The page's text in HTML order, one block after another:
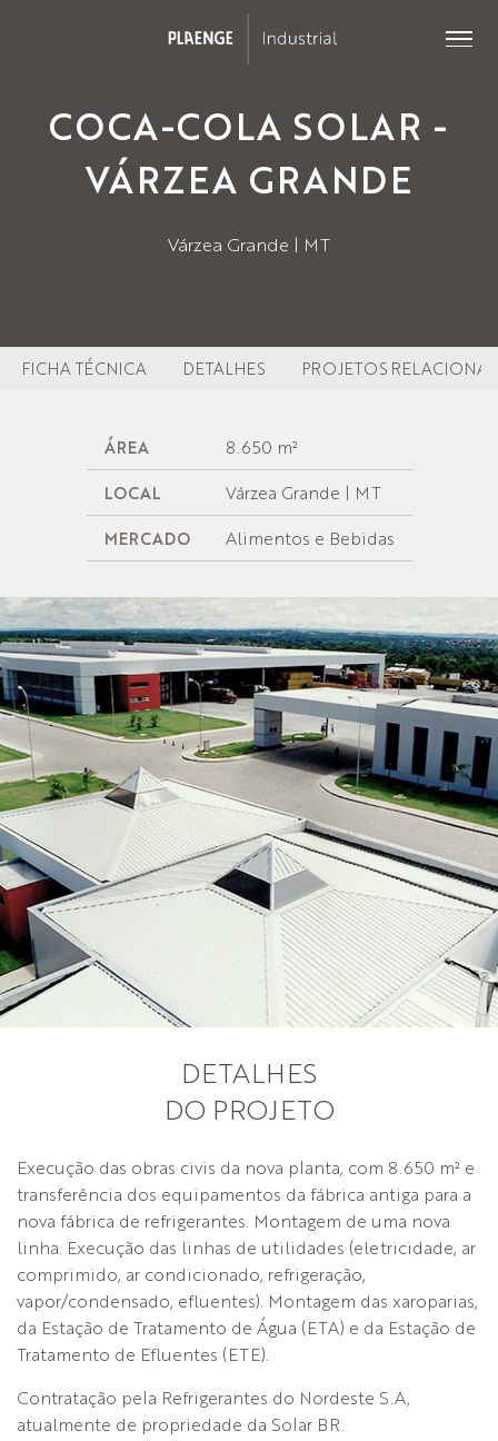
COCA-COLA SOLAR -
VÁRZEA GRANDE
Várzea Grande | MT
FICHA TÉCNICA DETALHES PROJETOS
ÁREA 8.650 m²
LOCAL Várzea Grande | MT
MERCADO Alimentos e Bebidas
DETALHES
DO PROJETO
Execução das obras civis da nova planta, com 8.650 m² e
transferência dos equipamentos da fábrica antiga para a
nova fábrica de refrigerantes. Montagem de uma nova
linha. Execução das linhas de utilidades (eletricidade, ar
comprimido, ar condicionado, refrigeração,
vapor/condensado, efluentes). Montagem das xaroparias,
da Estação de Tratamento de Água (ETA) e da Estação de
Tratamento de Efluentes (ETE).
Contratação pela Refrigerantes do Nordeste S.A,
atualmente de propriedade da Solar BR.